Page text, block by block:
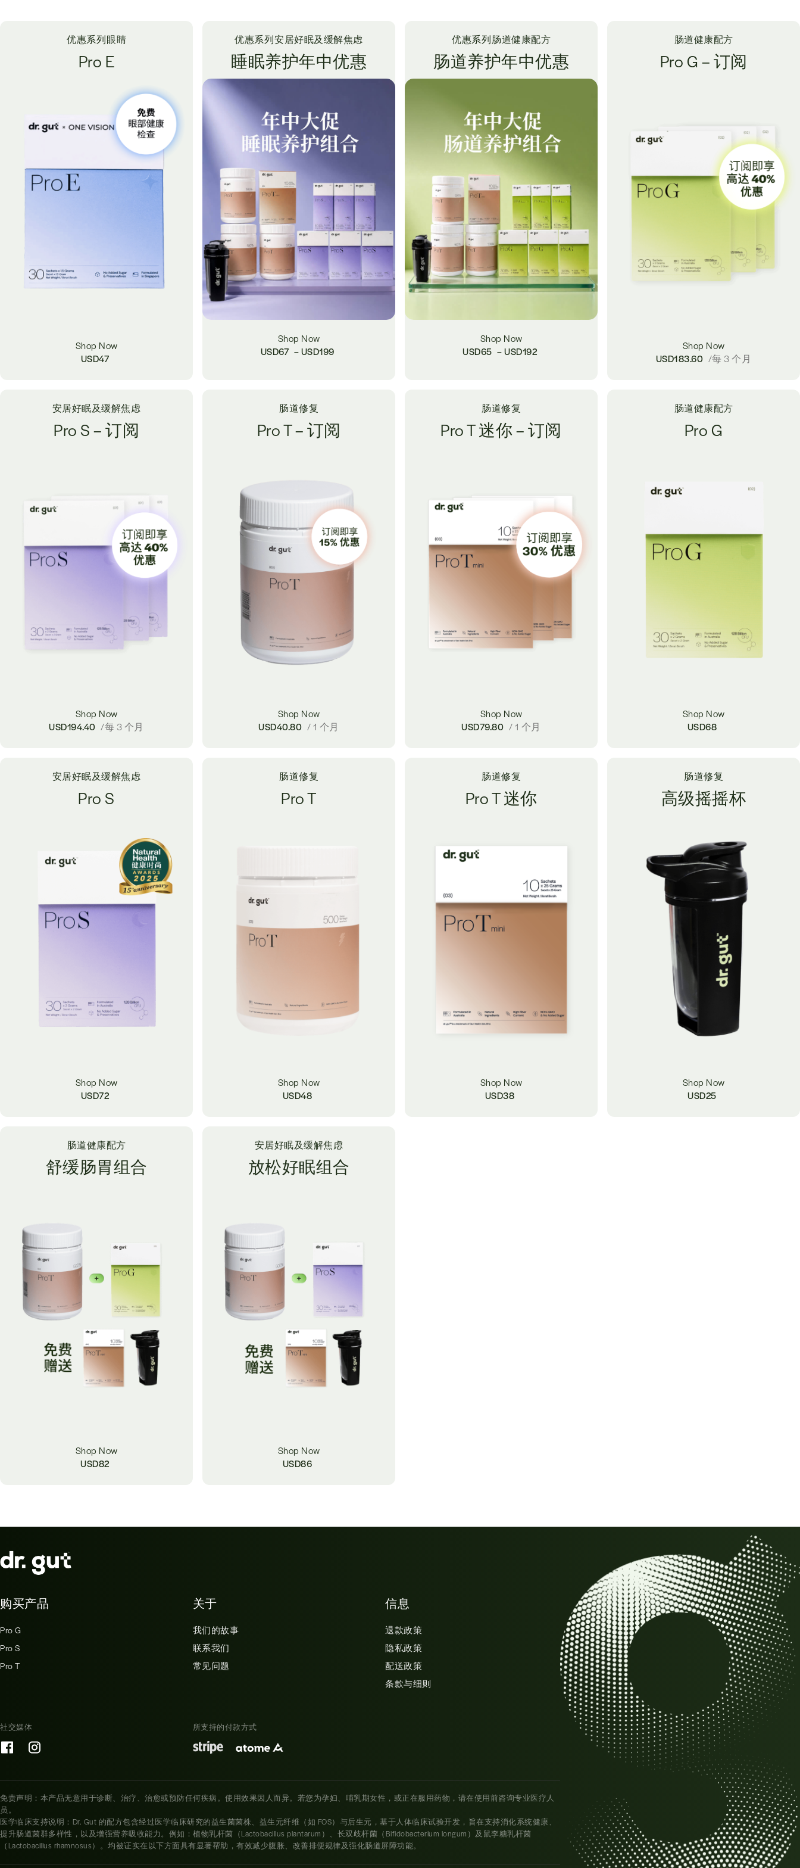
优惠系列眼睛
Pro E
Shop Now
USD47
优惠系列安居好眠及缓解焦虑
睡眠养护年中优惠
Shop Now
USD67 –USD199
优惠系列肠道健康配方
肠道养护年中优惠
Shop Now
USD65 –USD192
肠道健康配方
Pro G – 订阅
Shop Now
USD183.60 /每 3 个月
安居好眠及缓解焦虑
Pro S – 订阅
Shop Now
USD194.40 /每 3 个月
肠道修复
Pro T – 订阅
Shop Now
USD40.80 / 1 个月
肠道修复
Pro T 迷你 – 订阅
Shop Now
USD79.80 / 1 个月
肠道健康配方
Pro G
Shop Now
USD68
安居好眠及缓解焦虑
Pro S
Shop Now
USD72
肠道修复
Pro T
Shop Now
USD48
肠道修复
Pro T 迷你
Shop Now
USD38
肠道修复
高级摇摇杯
Shop Now
USD25
肠道健康配方
舒缓肠胃组合
Shop Now
USD82
安居好眠及缓解焦虑
放松好眠组合
Shop Now
USD86
购买产品
Pro G
Pro S
Pro T
关于
我们的故事
联系我们
常见问题
信息
退款政策
隐私政策
配送政策
条款与细则
社交媒体 所支持的付款方式
免责声明：本产品无意用于诊断、治疗、治愈或预防任何疾病。使用效果因人而异。若您为孕妇、哺乳期女性，或正在服用药物，请在使用前咨询专业医疗人
员。
医学临床支持说明：Dr. Gut 的配方包含经过医学临床研究的益生菌菌株、益生元纤维（如 FOS）与后生元，基于人体临床试验开发，旨在支持消化系统健康、
提升肠道菌群多样性，以及增强营养吸收能力。例如：植物乳杆菌（Lactobacillus plantarum）、长双歧杆菌（Bifidobacterium longum）及鼠李糖乳杆菌
（Lactobacillus rhamnosus）。均被证实在以下方面具有显著帮助，有效减少腹胀、改善排便规律及强化肠道屏障功能。